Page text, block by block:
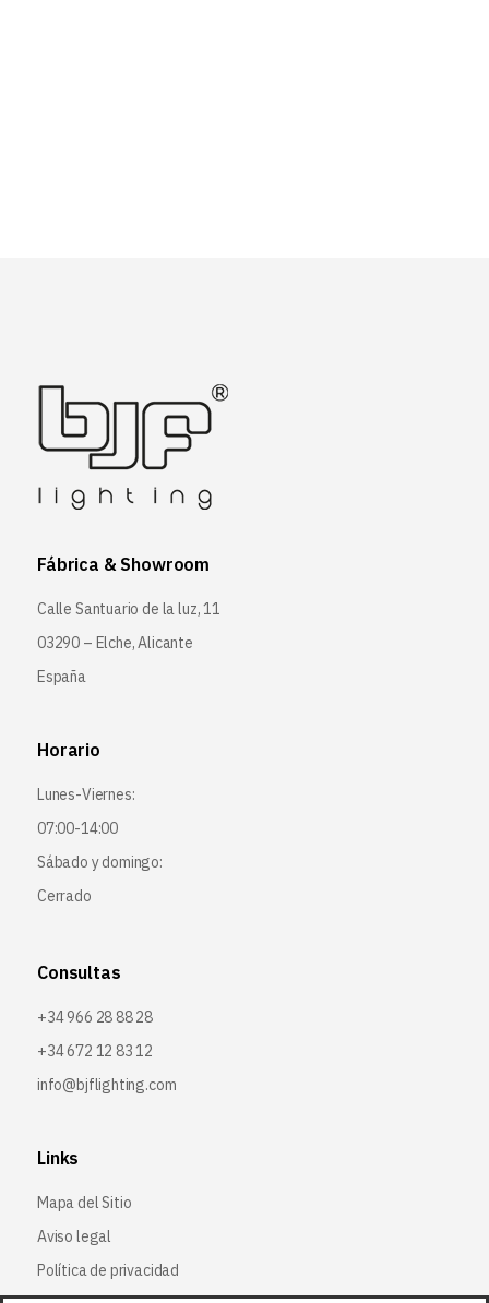
Fábrica & Showroom
Calle Santuario de la luz, 11
03290 – Elche, Alicante
España
Horario
Lunes-Viernes:
07:00-14:00
Sábado y domingo:
Cerrado
Consultas
+34 966 28 88 28
+34 672 12 83 12
info@bjflighting.com
Links
Mapa del Sitio
Aviso legal
Política de privacidad